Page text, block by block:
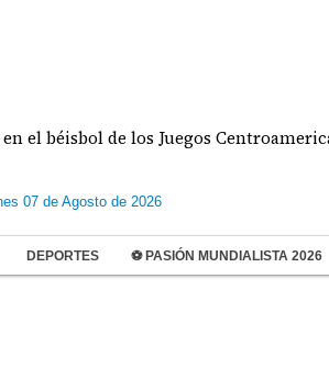
de los Juegos
07 de Agosto de 2026
DEPORTES ⚽ PASIÓN MUNDIALISTA 2026